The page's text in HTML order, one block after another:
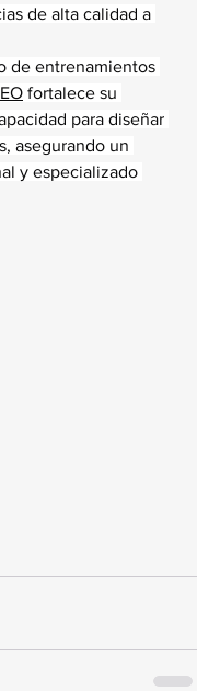
de alta calidad a
de entrenamientos
fortalece su
para diseñar
asegurando un
y especializado